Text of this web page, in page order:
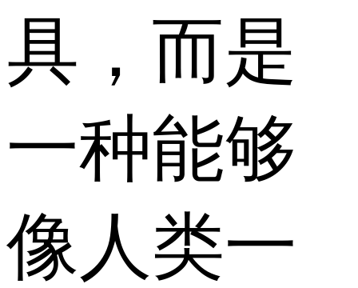
具，而是
一种能够
像人类一